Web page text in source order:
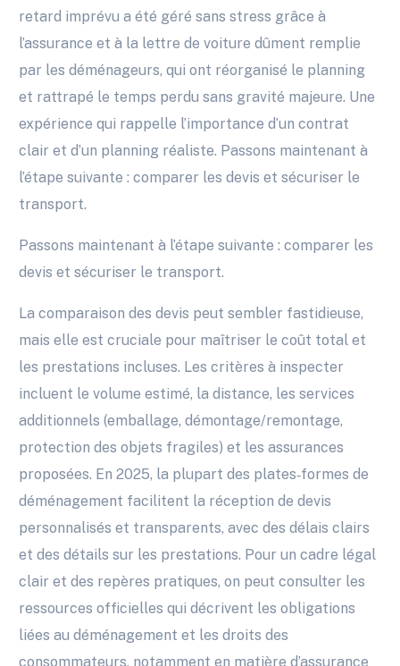
retard imprévu a été géré sans stress grâce à
l’assurance et à la lettre de voiture dûment remplie
par les déménageurs, qui ont réorganisé le planning
et rattrapé le temps perdu sans gravité majeure. Une
expérience qui rappelle l’importance d’un contrat
clair et d’un planning réaliste. Passons maintenant à
l’étape suivante : comparer les devis et sécuriser le
transport.
Passons maintenant à l’étape suivante : comparer les
devis et sécuriser le transport.
La comparaison des devis peut sembler fastidieuse,
mais elle est cruciale pour maîtriser le coût total et
les prestations incluses. Les critères à inspecter
incluent le volume estimé, la distance, les services
additionnels (emballage, démontage/remontage,
protection des objets fragiles) et les assurances
proposées. En 2025, la plupart des plates‑formes de
déménagement facilitent la réception de devis
personnalisés et transparents, avec des délais clairs
et des détails sur les prestations. Pour un cadre légal
clair et des repères pratiques, on peut consulter les
ressources officielles qui décrivent les obligations
liées au déménagement et les droits des
consommateurs, notamment en matière d’assurance